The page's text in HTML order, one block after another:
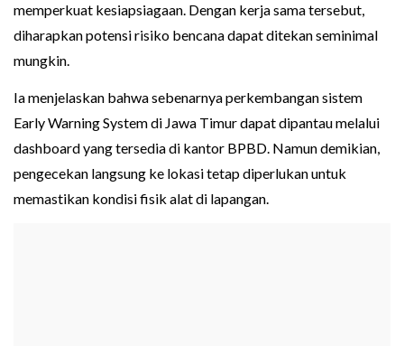
memperkuat kesiapsiagaan. Dengan kerja sama tersebut,
diharapkan potensi risiko bencana dapat ditekan seminimal
mungkin.
Ia menjelaskan bahwa sebenarnya perkembangan sistem
Early Warning System di Jawa Timur dapat dipantau melalui
dashboard yang tersedia di kantor BPBD. Namun demikian,
pengecekan langsung ke lokasi tetap diperlukan untuk
memastikan kondisi fisik alat di lapangan.